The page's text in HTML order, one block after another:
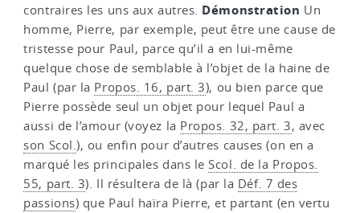
contraires les uns aux autres. Démonstration Un
homme, Pierre, par exemple, peut être une cause de
tristesse pour Paul, parce qu’il a en lui-même
quelque chose de semblable à l’objet de la haine de
Paul (par la Propos. 16, part. 3), ou bien parce que
Pierre possède seul un objet pour lequel Paul a
aussi de l’amour (voyez la Propos. 32, part. 3, avec
son Scol.), ou enfin pour d’autres causes (on en a
marqué les principales dans le Scol. de la Propos.
55, part. 3). Il résultera de là (par la Déf. 7 des
passions) que Paul haïra Pierre, et partant (en vertu